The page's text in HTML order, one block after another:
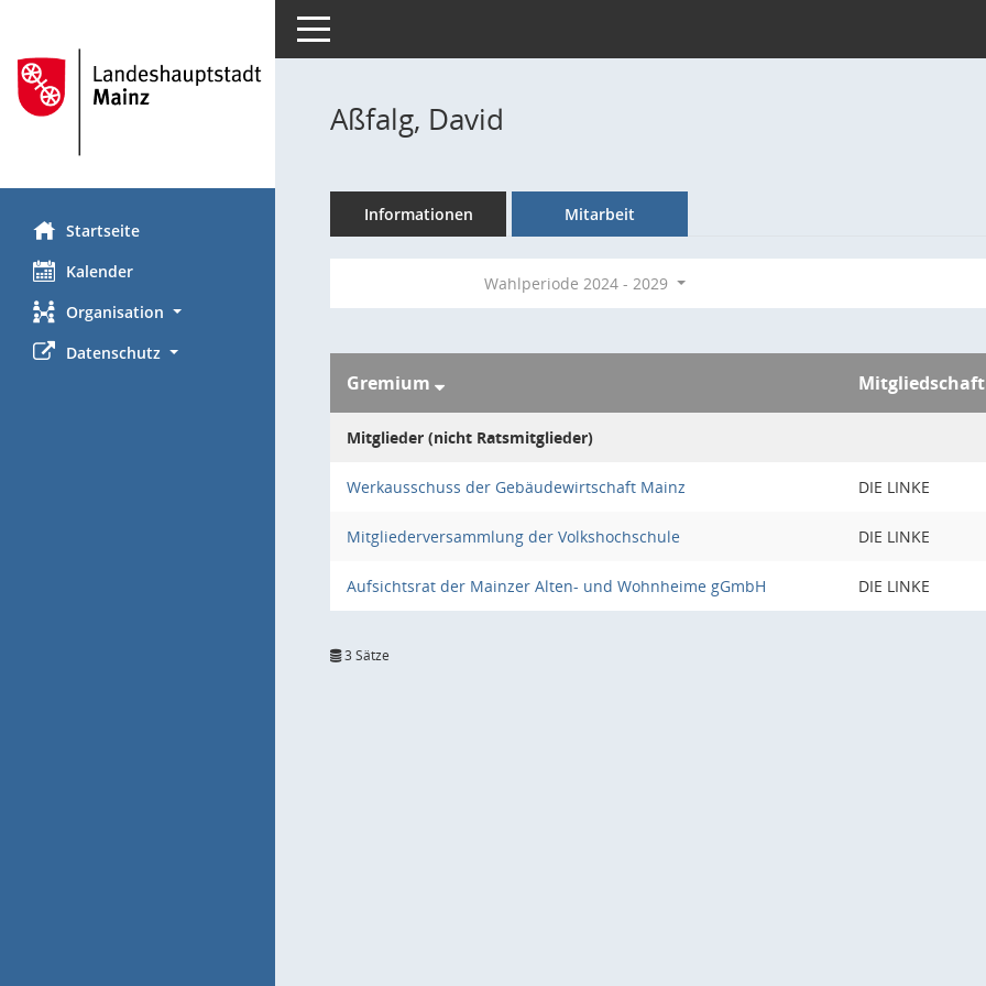
Startseite
Kalender
Organisation
Datenschutz
Toggle navigation
Aßfalg, David
Informationen Mitarbeit
Wahlperiode 2024 - 2029
Gremium Mitgliedschaft
Mitglieder (nicht Ratsmitglieder)
Werkausschuss der Gebäudewirtschaft Mainz DIE LINKE
Mitgliederversammlung der Volkshochschule DIE LINKE
Aufsichtsrat der Mainzer Alten- und Wohnheime gGmbH DIE LINKE
3 Sätze